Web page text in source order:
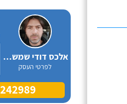
אלכס דודי שמש וחשמל
לפרטי העסק